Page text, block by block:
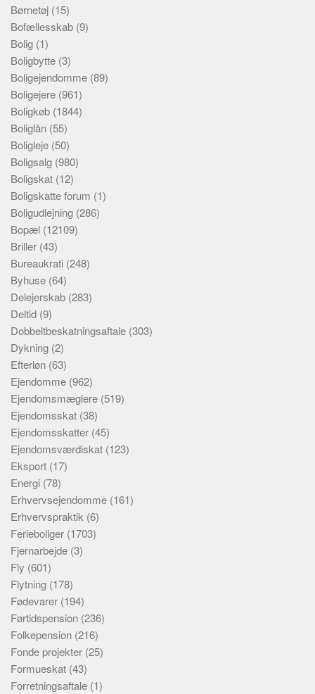
Børnetøj (15)
Bofællesskab (9)
Bolig (1)
Boligbytte (3)
Boligejendomme (89)
Boligejere (961)
Boligkøb (1844)
Boliglån (55)
Boligleje (50)
Boligsalg (980)
Boligskat (12)
Boligskatte forum (1)
Boligudlejning (286)
Bopæl (12109)
Briller (43)
Bureaukrati (248)
Byhuse (64)
Delejerskab (283)
Deltid (9)
Dobbeltbeskatningsaftale (303)
Dykning (2)
Efterløn (63)
Ejendomme (962)
Ejendomsmæglere (519)
Ejendomsskat (38)
Ejendomsskatter (45)
Ejendomsværdiskat (123)
Eksport (17)
Energi (78)
Erhvervsejendomme (161)
Erhvervspraktik (6)
Ferieboliger (1703)
Fjernarbejde (3)
Fly (601)
Flytning (178)
Fødevarer (194)
Førtidspension (236)
Folkepension (216)
Fonde projekter (25)
Formueskat (43)
Forretningsaftale (1)